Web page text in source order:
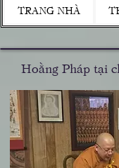
TRANG NHÀ
Hoằng Pháp tại